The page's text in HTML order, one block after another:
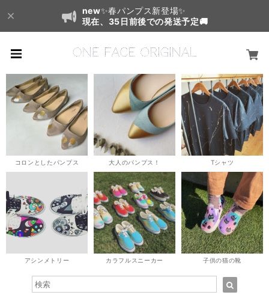
new✨春パンプス新登場✨
現在、35日前後での発送予定🚚
コロンとしたパンプス 大人のパンプス！ Tシャツ
アシンメトリー カラフルスニーカー 子供の猫の靴